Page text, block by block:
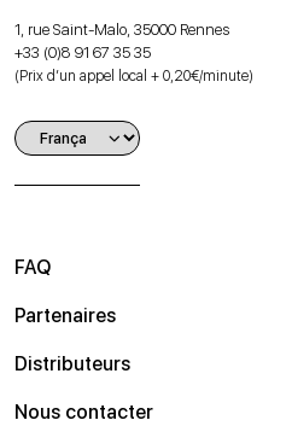
1, rue Saint-Malo, 35000 Rennes
+33 (0)8 91 67 35 35
(Prix d’un appel local + 0,20€/minute)
FAQ
Partenaires
Distributeurs
Nous contacter